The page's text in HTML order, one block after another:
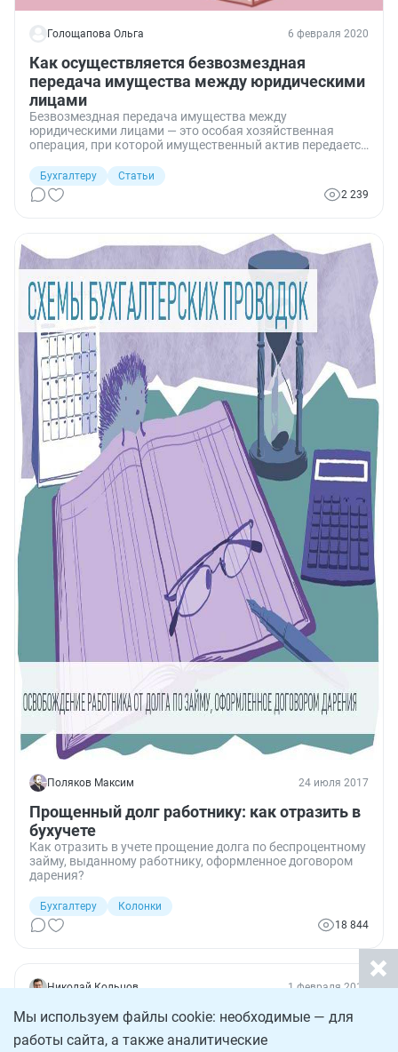
Голощапова Ольга 6 февраля 2020
Как осуществляется безвозмездная
передача имущества между юридическими
лицами
Безвозмездная передача имущества между
юридическими лицами — это особая хозяйственная
операция, при которой имущественный актив передается
случай должен рассматриваться отдельно, потому что
нюансов очень много. Мы сделаем акцент на
взаимоотношениях головной и дочерней компаний — тот
Бухгалтеру
Статьи
2 239
Поляков Максим 24 июля 2017
Прощенный долг работнику: как отразить в
бухучете
Как отразить в учете прощение долга по беспроцентному
займу, выданному работнику, оформленное договором
дарения?
Бухгалтеру
Колонки
18 844
Николай Кольцов 1 февраля 2013
Что изменилось в первой части
Гражданского кодекса? (продолжение) ~
Мы используем файлы cookie: необходимые — для
работы сайта, а также аналитические